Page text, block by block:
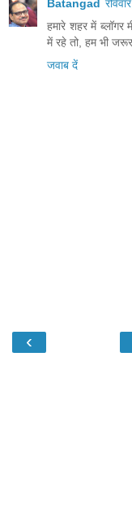
Batangad
हमारे शहर में ब्लॉगर
में रहे तो, हम भी जरूर
जवाब दें
‹